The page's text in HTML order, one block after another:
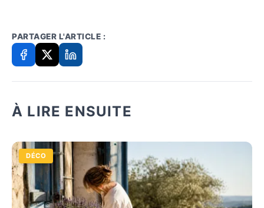
PARTAGER L'ARTICLE :
À LIRE ENSUITE
DÉCO